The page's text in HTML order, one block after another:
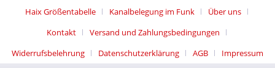
Haix Größentabelle
Kanalbelegung im Funk
Über uns
Kontakt
Versand und Zahlungsbedingungen
Widerrufsbelehrung
Datenschutzerklärung AGB Impressum